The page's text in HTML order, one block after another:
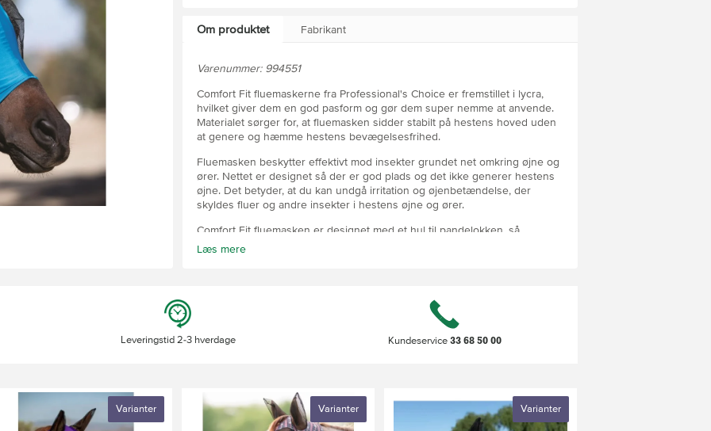
Om produktet Fabrikant
Varenummer: 994551
Comfort Fit fluemaskerne fra Professional's Choice er fremstillet i lycra,
hvilket giver dem en god pasform og gør dem super nemme at anvende.
Materialet sørger for, at fluemasken sidder stabilt på hestens hoved uden
at genere og hæmme hestens bevægelsesfrihed.
Fluemasken beskytter effektivt mod insekter grundet net omkring øjne og
ører. Nettet er designet så der er god plads og det ikke generer hestens
øjne. Det betyder, at du kan undgå irritation og øjenbetændelse, der
skyldes fluer og andre insekter i hestens øjne og ører.
Comfort Fit fluemasken er designet med et hul til pandelokken, så
pandelokken ikke bliver mast og filtret under masken. Fluemaskerne
Farver: Pacific Blue
Læs mere
Leveringstid 2-3 hverdage Kundeservice33 68 50 00
Varianter Varianter Varianter